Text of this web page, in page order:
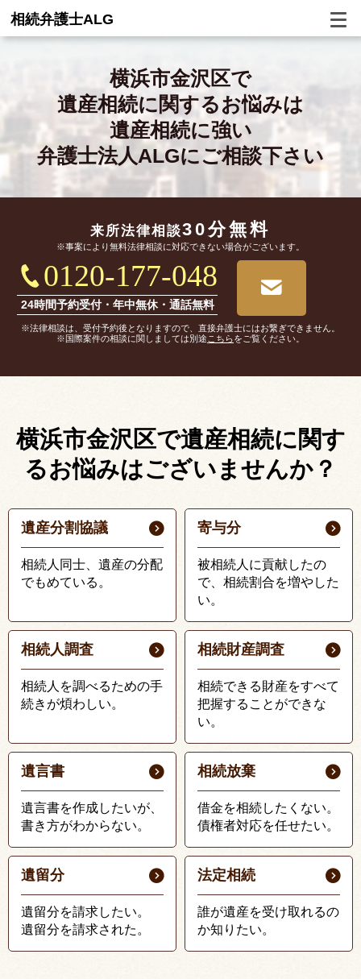
相続弁護士ALG
横浜市金沢区で
遺産相続に関するお悩みは
遺産相続に強い
弁護士法人ALGにご相談下さい
来所法律相談30分無料
※事案により無料法律相談に対応できない場合がございます。
0120-177-048
24時間予約受付・年中無休・通話無料
※法律相談は、受付予約後となりますので、直接弁護士にはお繋ぎできません。
※国際案件の相談に関しましては別途 こちらをご覧ください。
横浜市金沢区で遺産相続に関す
るお悩みはございませんか？
遺産分割協議
相続人同士、遺産の分配
でもめている。
寄与分
被相続人に貢献したの
で、相続割合を増やした
い。
相続人調査
相続人を調べるための手
続きが煩わしい。
相続財産調査
相続できる財産をすべて
把握することができな
い。
遺言書
遺言書を作成したいが、
書き方がわからない。
相続放棄
借金を相続したくない。
債権者対応を任せたい。
遺留分
遺留分を請求したい。
遺留分を請求された。
法定相続
誰が遺産を受け取れるの
か知りたい。